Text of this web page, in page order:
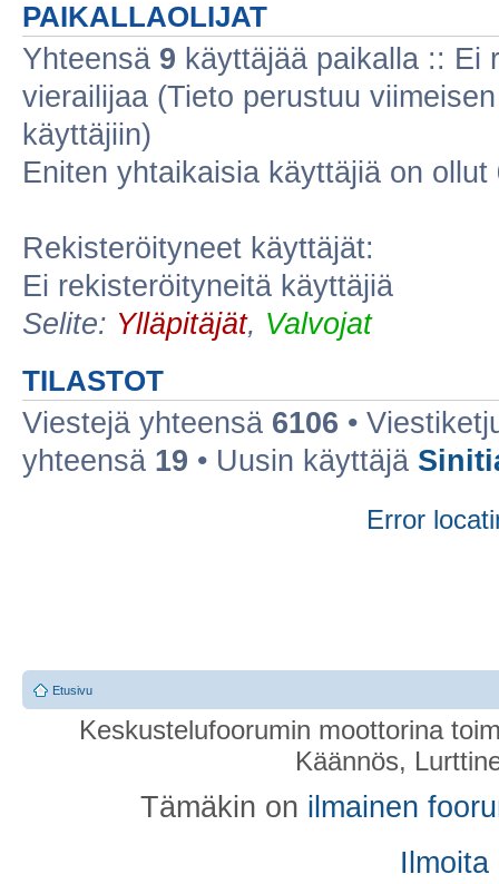
PAIKALLAOLIJAT
Yhteensä 9 käyttäjää paikalla :: Ei
vierailijaa (Tieto perustuu
käyttäjiin)
Eniten yhtaikaisia käyttäjiä on ollut
Rekisteröityneet käyttäjät:
Ei rekisteröityneitä käyttäjiä
Selite: Ylläpitäjät, Valvojat
TILASTOT
Viestejä yhteensä 6106 •
yhteensä 19 • Uusin käyttäjä
Error
Etusivu
Keskustelufoorumin moottorina
Käännös,
Tämäkin on ilmainen